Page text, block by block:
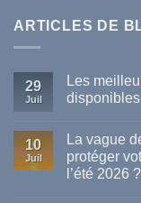
ARTICLES DE
29
Juil
Les
sur
meilleures
marques
10
Juil
La vague
protéger
l’été 2026 ?